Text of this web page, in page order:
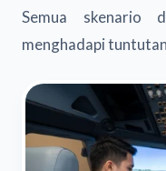
Semua skenario
menghadapi